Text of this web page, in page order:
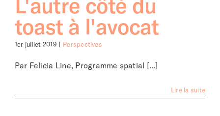
toast à l'avocat
1er juillet 2019 | Perspectives
Par Felicia Line, Programme spatial [...]
Lire la suite